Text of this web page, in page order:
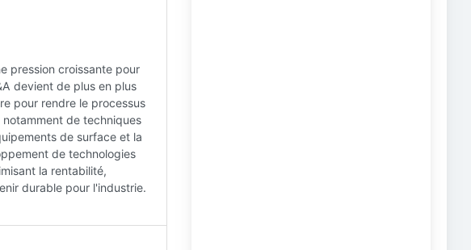
pression croissante pour
devient de plus en plus
pour rendre le processus
de techniques
de surface et la
de technologies
la rentabilité,
durable pour l'industrie.